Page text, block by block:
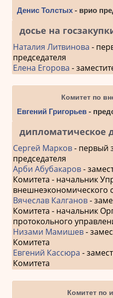
Денис Толстых- врио
досье на
Наталия Литвинова -
председателя
Елена Егорова -
Комитет по
Евгений Григорьев-
дипломатическое
Сергей Марков- первый
председателя
Арби Абубакаров-
Комитета - начальник
внешнеэкономического
Вячеслав Калганов-
Комитета - начальник
протокольного
Низами Мамишев-
Комитета
Евгений Кассюра -
Комитета
Комитет по